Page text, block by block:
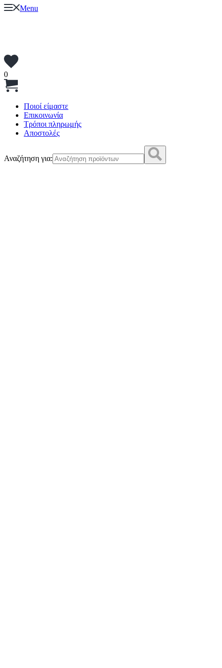
Menu
0
Ποιοί είμαστε
Επικοινωνία
Τρόποι πληρωμής
Αποστολές
Αναζήτηση για: